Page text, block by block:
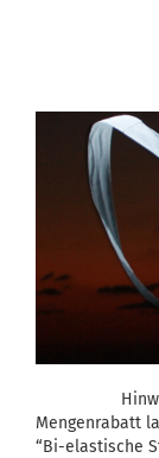
Hinweis:
Mengenrabatt
“Bi-elastische